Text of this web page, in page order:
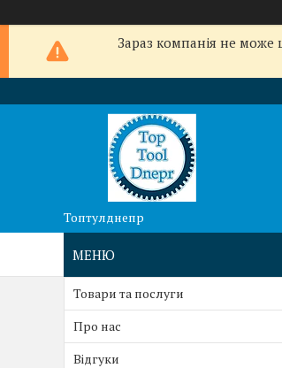
Зараз компанія не може
Топтулднепр
Товари та послуги
Про нас
Відгуки